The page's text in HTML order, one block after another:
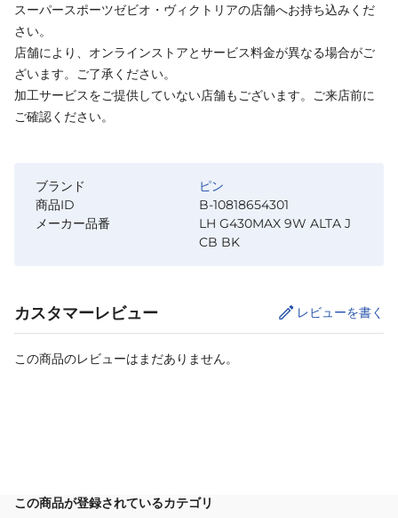
スーパースポーツゼビオ・ヴィクトリアの店舗へお持ち込みくだ
さい。
店舗により、オンラインストアとサービス料金が異なる場合がご
ざいます。ご了承ください。
加工サービスをご提供していない店舗もございます。ご来店前に
ご確認ください。
ブランド
ピン
商品ID
B-10818654301
メーカー品番
LH G430MAX 9W ALTA J
CB BK
カスタマーレビュー レビューを書く
この商品のレビューはまだありません。
この商品が登録されているカテゴリ